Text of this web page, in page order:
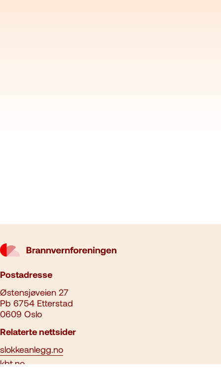
Postadresse
Østensjøveien 27
Pb 6754 Etterstad
0609 Oslo
Relaterte nettsider
slokkeanlegg.no
kbt.no